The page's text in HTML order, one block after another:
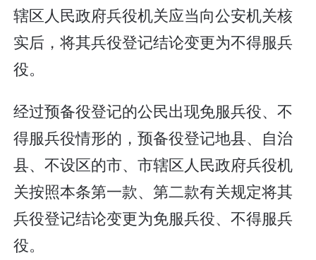
辖区人民政府兵役机关应当向公安机关核
实后，将其兵役登记结论变更为不得服兵
役。
经过预备役登记的公民出现免服兵役、不
得服兵役情形的，预备役登记地县、自治
县、不设区的市、市辖区人民政府兵役机
关按照本条第一款、第二款有关规定将其
兵役登记结论变更为免服兵役、不得服兵
役。